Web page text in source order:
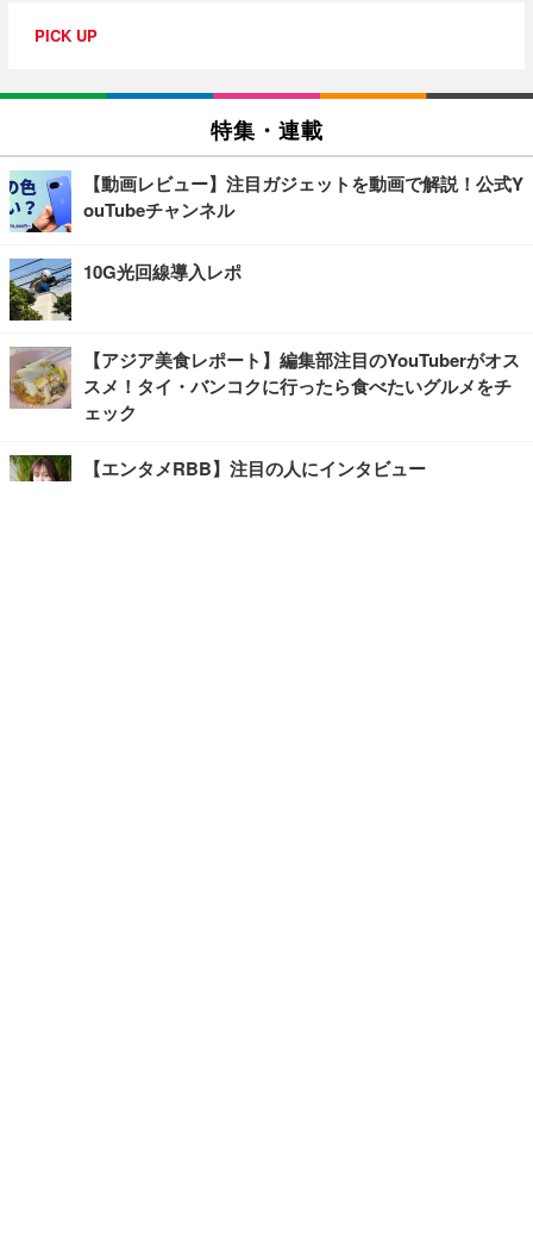
PICK UP
特集・連載
【動画レビュー】注目ガジェットを動画で解説！公式Y
ouTubeチャンネル
10G光回線導入レポ
【アジア美食レポート】編集部注目のYouTuberがオス
スメ！タイ・バンコクに行ったら食べたいグルメをチ
ェック
【エンタメRBB】注目の人にインタビュー